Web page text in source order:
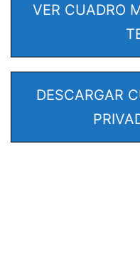
VER CUADRO
DESCARGAR